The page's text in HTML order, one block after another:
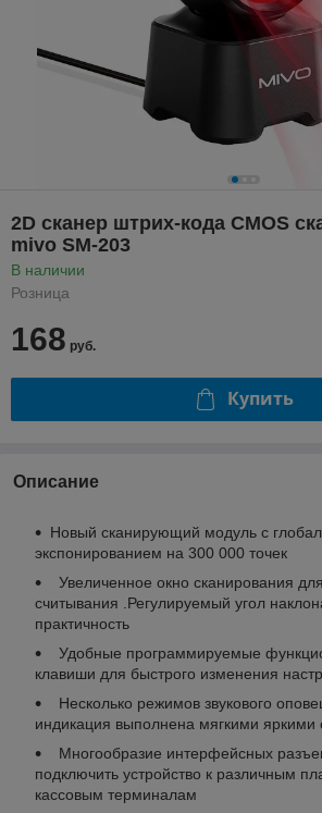
2D сканер штрих-кода CMOS
mivo SM-203
В наличии
Розница
168 руб.
Купить
Описание
Новый сканирующий модуль с
экспонированием на 300 000 точек
Увеличенное окно сканирования
считывания .Регулируемый угол
практичность
Удобные программируемые
клавиши для быстрого изменения
Несколько режимов звукового
индикация выполнена мягкими яркими
Многообразие интерфейсных
подключить устройство к различным
кассовым терминалам